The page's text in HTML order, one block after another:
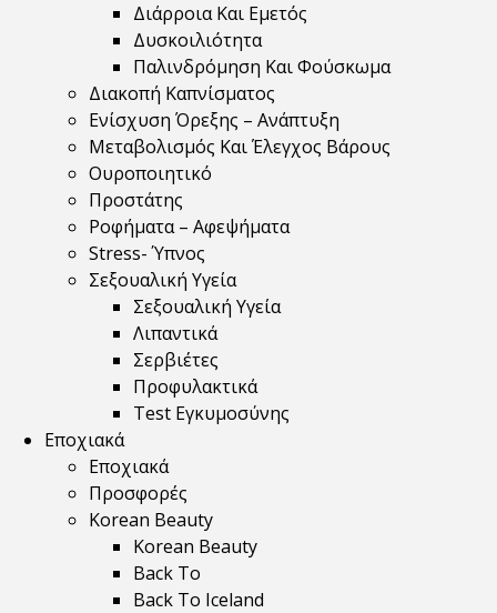
Διάρροια Και Εμετός
Δυσκοιλιότητα
Παλινδρόμηση Και Φούσκωμα
Διακοπή Καπνίσματος
Ενίσχυση Όρεξης – Ανάπτυξη
Μεταβολισμός Και Έλεγχος Βάρους
Ουροποιητικό
Προστάτης
Ροφήματα – Αφεψήματα
Stress- Ύπνος
Σεξουαλική Υγεία
Σεξουαλική Υγεία
Λιπαντικά
Σερβιέτες
Προφυλακτικά
Test Εγκυμοσύνης
Εποχιακά
Εποχιακά
Προσφορές
Korean Beauty
Korean Beauty
Back To
Back To Iceland